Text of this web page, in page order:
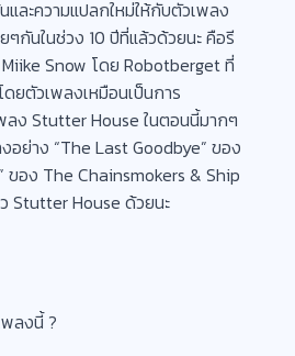
ละความแปลกใหม่ให้กับตัวเพลง
กันในช่วง 10 ปีที่แล้วด้วยนะ คือรี
Snow โดย Robotberget ที่
ยตัวเพลงเหมือนเป็นการ
ง Stutter House ในตอนนี้มากๆ
อย่าง “The Last Goodbye” ของ
ของ The Chainsmokers & Ship
Stutter House ด้วยนะ
พลงนี้ ?